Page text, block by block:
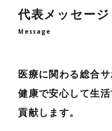
代表メッセージ
Message
医療に関わる総合サ
健康で安心して生
貢献します。